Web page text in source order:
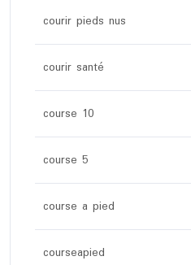
courir pieds nus
courir santé
course 10
course 5
course a pied
courseapied